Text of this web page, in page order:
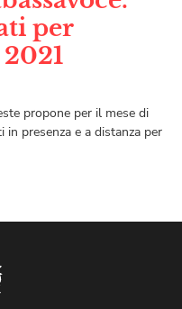
per
propone per il mese di
presenza e a distanza per